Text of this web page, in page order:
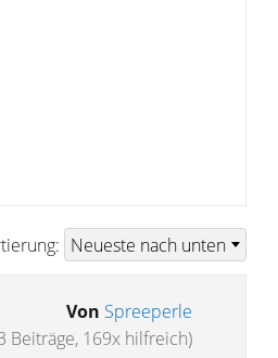
Von Spreeperle
Beiträge, 169x hilfreich)